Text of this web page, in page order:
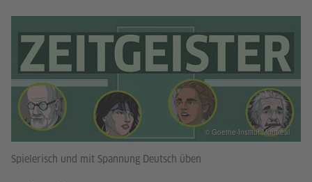
Spielerisch und mit Spannung Deutsch üben
© Goethe-Institut Montreal